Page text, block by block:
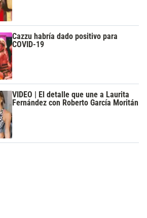
Cazzu habría dado positivo para
COVID-19
VIDEO | El detalle que une a Laurita
Fernández con Roberto García Moritán